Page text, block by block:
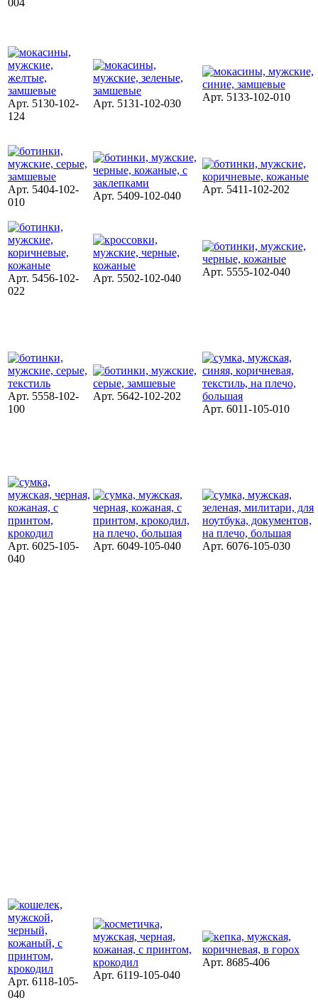
Арт. 5130-102-
124
Арт. 5131-102-030
Арт. 5133-102-010
Арт. 5404-102-
010
Арт. 5409-102-040
Арт. 5411-102-202
Арт. 5456-102-
022
Арт. 5502-102-040
Арт. 5555-102-040
Арт. 5558-102-
100
Арт. 5642-102-202
Арт. 6011-105-010
Арт. 6025-105-
040
Арт. 6049-105-040 Арт. 6076-105-030
Арт. 6118-105-
040
Арт. 6119-105-040
Арт. 8685-406